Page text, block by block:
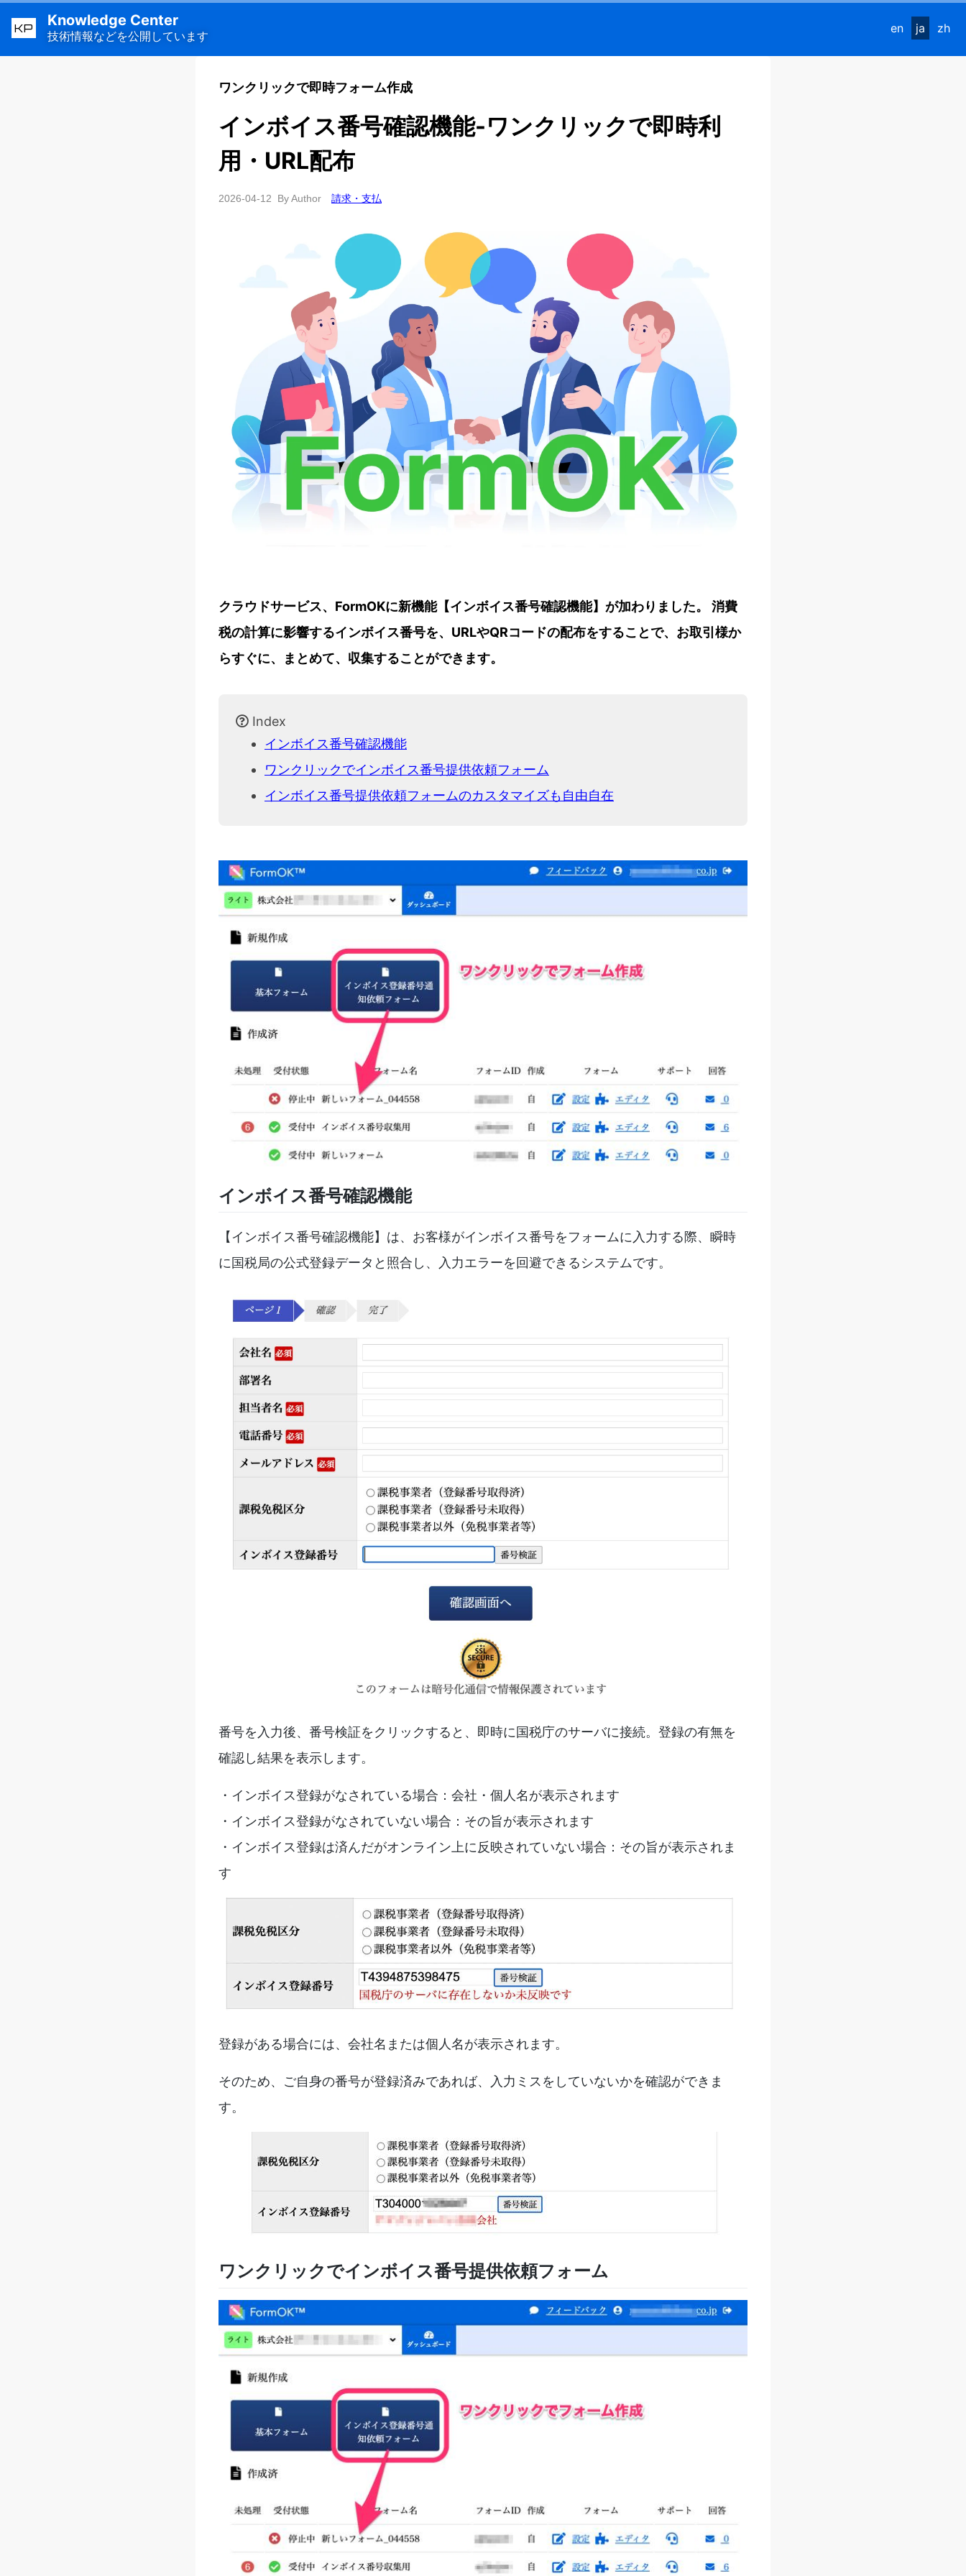
KP Knowledge Center
技術情報などを公開しています
en ja zh
ワンクリックで即時フォーム作成
インボイス番号確認機能-ワンクリックで即時利
用・URL配布
2026-04-12 By Author 請求・支払
クラウドサービス、FormOKに新機能【インボイス番号確認機能】が加わりました。 消費
税の計算に影響するインボイス番号を、URLやQRコードの配布をすることで、お取引様か
らすぐに、まとめて、収集することができます。
Index
インボイス番号確認機能
ワンクリックでインボイス番号提供依頼フォーム
インボイス番号提供依頼フォームのカスタマイズも自由自在
インボイス番号確認機能
【インボイス番号確認機能】は、お客様がインボイス番号をフォームに入力する際、瞬時
に国税局の公式登録データと照合し、入力エラーを回避できるシステムです。
番号を入力後、番号検証をクリックすると、即時に国税庁のサーバに接続。登録の有無を
確認し結果を表示します。
・インボイス登録がなされている場合：会社・個人名が表示されます
・インボイス登録がなされていない場合：その旨が表示されます
・インボイス登録は済んだがオンライン上に反映されていない場合：その旨が表示されま
す
登録がある場合には、会社名または個人名が表示されます。
そのため、ご自身の番号が登録済みであれば、入力ミスをしていないかを確認ができま
す。
ワンクリックでインボイス番号提供依頼フォーム